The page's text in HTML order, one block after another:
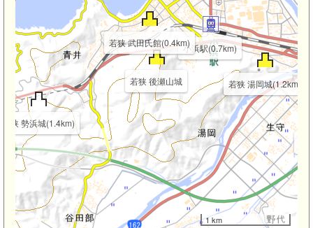
小浜駅(0.7km)
若狭 後瀬山城
若狭 武田氏館(0.4km)
若狭 湯岡城(1.2km)
若狭 勢浜城(1.4km)
1 km